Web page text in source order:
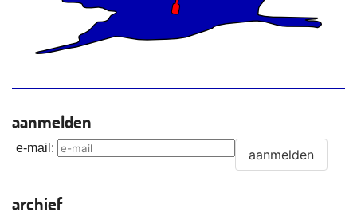
aanmelden
e-mail :
archief